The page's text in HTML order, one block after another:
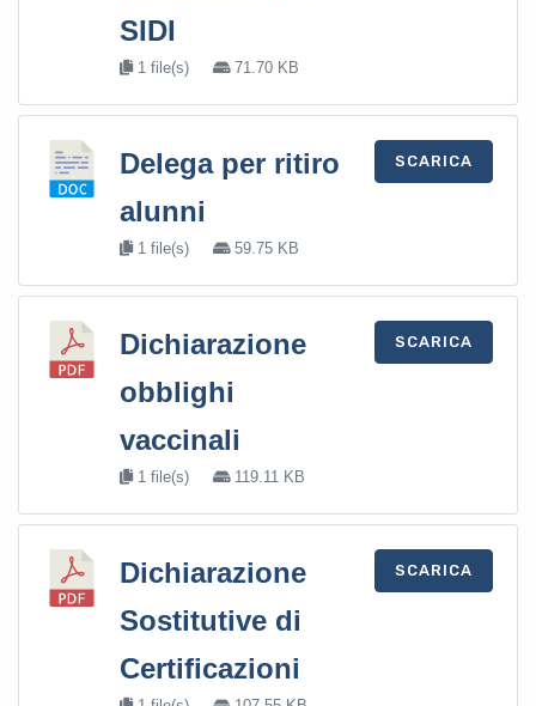
SIDI
1 file(s) 71.70 KB
Delega per ritiro
alunni
1 file(s) 59.75 KB
SCARICA
Dichiarazione
obblighi
vaccinali
1 file(s) 119.11 KB
SCARICA
Dichiarazione
Sostitutive di
Certificazioni
SCARICA